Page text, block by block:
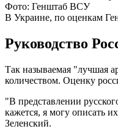
Фото: Генштаб ВСУ
В Украине, по оценкам
Руководство
Так называемая "лучшая
количеством. Оценку
"В представлении
кажется, я могу описать
Зеленский.